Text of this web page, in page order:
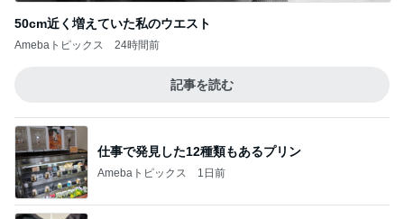
50cm近く増えていた私のウエスト
Amebaトピックス 24時間前
記事を読む
仕事で発見した12種類もあるプリン
Amebaトピックス 1日前